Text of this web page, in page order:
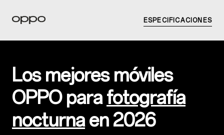
ESPECIFICACIONES
Los mejores móviles
OPPO parafotografía
nocturnaen 2026